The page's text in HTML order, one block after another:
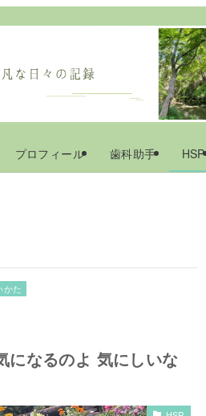
プロフィール 歯科助手 HSP
かた
になるのよ 気にしいな